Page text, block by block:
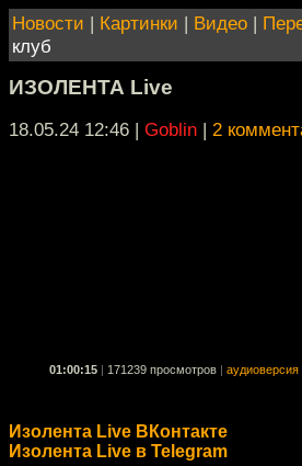
Новости | Картинки | Видео |
клуб
ИЗОЛЕНТА Live
18.05.24 12:46 | Goblin | 2
01:00:15 171239 просмотров аудиоверсия
Изолента Live ВКонтакте
Изолента Live в Telegram